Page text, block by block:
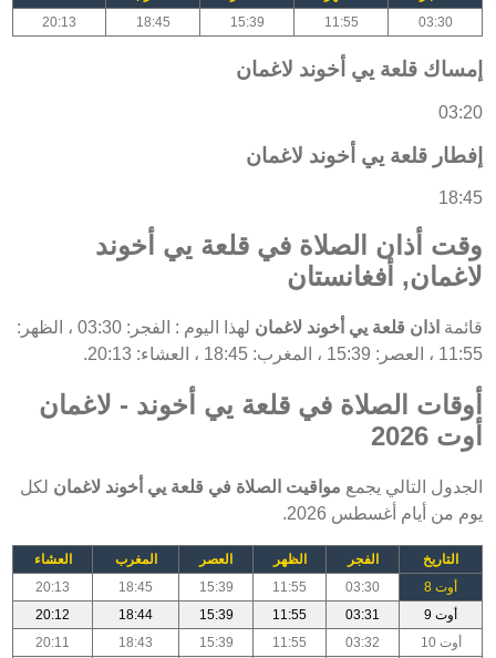
03:30
11:55
15:39
18:45
20:13
إمساك قلعة يي أخوند لاغمان
03:20
إفطار قلعة يي أخوند لاغمان
18:45
وقت أذان الصلاة في قلعة يي أخوند
لاغمان, أفغانستان
قائمة اذان قلعة يي أخوند لاغمان
لهذا اليوم : الفجر: 03:30 ، الظهر:
11:55 ، العصر: 15:39 ، المغرب: 18:45 ، العشاء: 20:13.
أوقات الصلاة في قلعة يي أخوند - لاغمان
أوت 2026
الجدول التالي يجمع مواقيت الصلاة في قلعة يي أخوند لاغمان لكل
يوم من أيام أغسطس 2026.
التاريخ الفجر الظهر العصر المغرب
العشاء
أوت 8
03:30
11:55
15:39
18:45
20:13
أوت 9
03:31
11:55
15:39
18:44
20:12
أوت 10
03:32
11:55
15:39
18:43
20:11